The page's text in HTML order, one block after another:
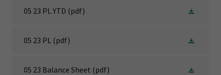
05 23 PL YTD (pdf)
05 23 PL (pdf)
05 23 Balance Sheet (pdf)